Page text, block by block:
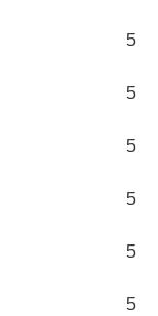
5
5
5
5
5
5